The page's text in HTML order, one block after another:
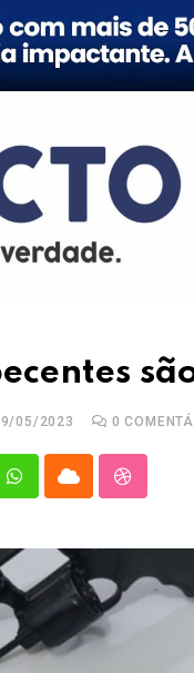
05/2023 0
WhatsappCloud